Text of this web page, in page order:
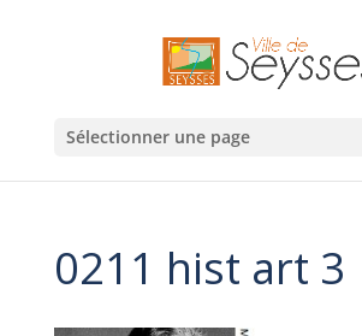
Sélectionner une page
0211 hist art 3